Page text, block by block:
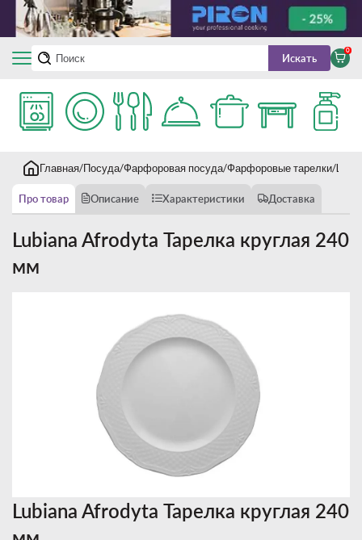
Искать
0
Главная Посуда Фарфоровая посуда Фарфоровые тарелки
Про товар Описание Характеристики Доставка
Lubiana Afrodyta Тарелка круглая 240
мм
Lubiana Afrodyta Тарелка круглая 240